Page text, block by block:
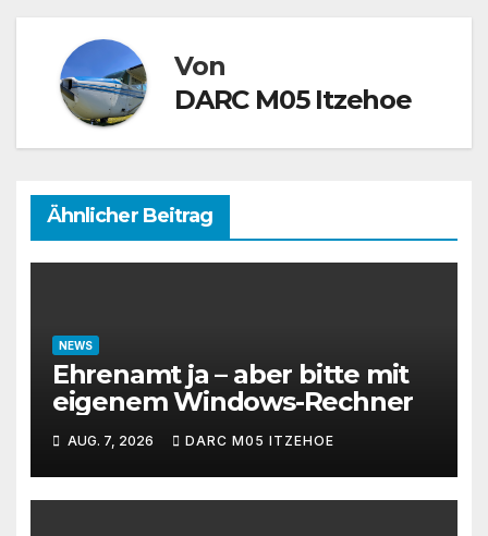
Von
DARC M05 Itzehoe
Ähnlicher Beitrag
NEWS
Ehrenamt ja – aber bitte mit
eigenem Windows-Rechner
AUG. 7, 2026 DARC M05 ITZEHOE